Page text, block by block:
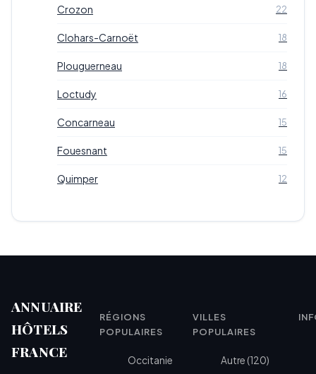
Crozon 22
Clohars-Carnoët 18
Plouguerneau 18
Loctudy 16
Concarneau 15
Fouesnant 15
Quimper 12
ANNUAIRE
HÔTELS
FRANCE
RÉGIONS
POPULAIRES
Occitanie
VILLES
POPULAIRES
Autre (120)